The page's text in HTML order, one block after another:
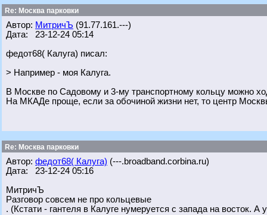
Re: Москва парковки
Автор: МитричЪ (91.77.161.---)
Дата: 23-12-24 05:14
федот68( Калуга) писал:
> Например - моя Калуга.
В Москве по Садовому и 3-му транспортному кольцу можно
На МКАДе проще, если за обочиной жизни нет, то центр
Re: Москва парковки
Автор: федот68( Калуга) (---.broadband.corbina.ru)
Дата: 23-12-24 05:16
МитричЪ
Разговор совсем не про кольцевые
. (Кстати - гантеля в Калуге нумеруется с запада на